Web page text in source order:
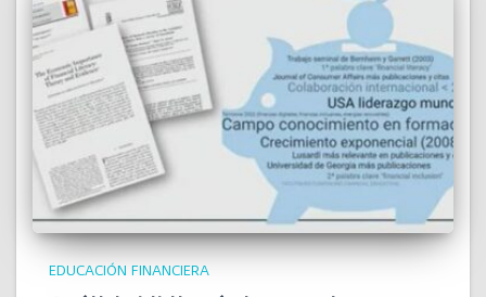
EDUCACIÓN FINANCIERA